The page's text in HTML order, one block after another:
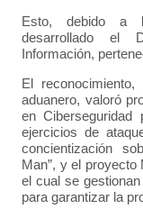
Esto, debido a
desarrollado el
Información,
El
aduanero, valoró
en
ejercicios de
concientización
Man”, y el
el cual se
para garantizar la